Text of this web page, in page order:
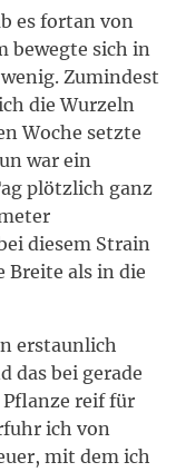
es fortan von
bewegte sich in
Zumindest
die Wurzeln
Woche setzte
war ein
plötzlich ganz
diesem Strain
Breite als in die
erstaunlich
das bei gerade
Pflanze reif für
ich von
mit dem ich